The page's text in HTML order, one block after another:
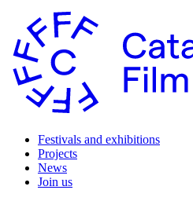
Festivals and exhibitions
Projects
News
Join us